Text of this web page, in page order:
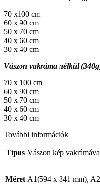
70 x100 cm
60 x 90 cm
50 x 70 cm
40 x 60 cm
30 x 40 cm
Vászon vakráma nélkül
70 x 100 cm
60 x 90 cm
50 x 70 cm
40 x 60 cm
30 x 40 cm
További információk
Típus Vászon kép
Méret A1(594 x 841 mm),